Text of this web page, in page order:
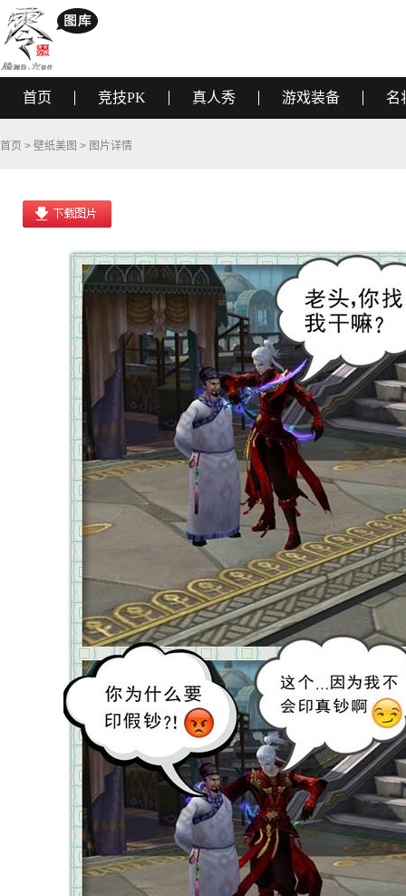
首页 竞技PK 真人秀 游戏装备 名
首页 > 壁纸美图 > 图片详情